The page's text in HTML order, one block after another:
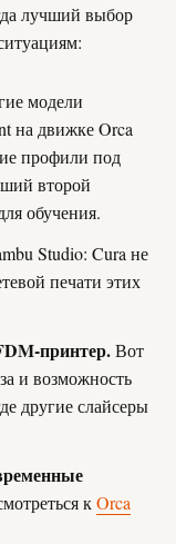
лучший выбор
модели
на движке Orca
профили под
второй
обучения.
Studio: Cura не
печати этих
принтер.Вот
и возможность
другие слайсеры
кOrca